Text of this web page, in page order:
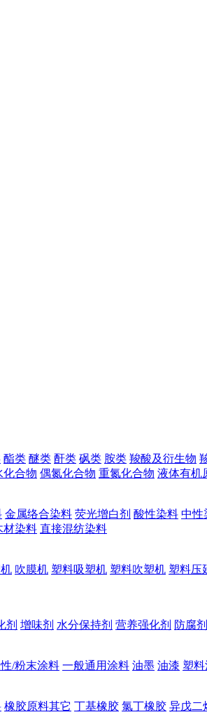
酯类 醚类 酐类 砜类 胺类 羧酸及衍生物
化合物 偶氮化合物 重氮化合物 液体有机
金属络合染料 荧光增白剂 酸性染料 中性
材染料 直接混纺染料
吹膜机 塑料吸塑机 塑料吹塑机 塑料压
剂 增味剂 水分保持剂 营养强化剂 防腐剂
/粉末涂料 一般通用涂料 油墨 油漆 塑
橡胶原料其它 丁基橡胶 氯丁橡胶 异戊二